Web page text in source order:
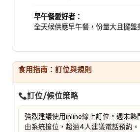
早午餐愛好者：
全天候供應早午餐，份量大且擺盤
食用指南：訂位與規則
訂位/候位策略
強烈建議使用inline線上訂位。週末熱
由系統搶位，超過4人建議電話預約。